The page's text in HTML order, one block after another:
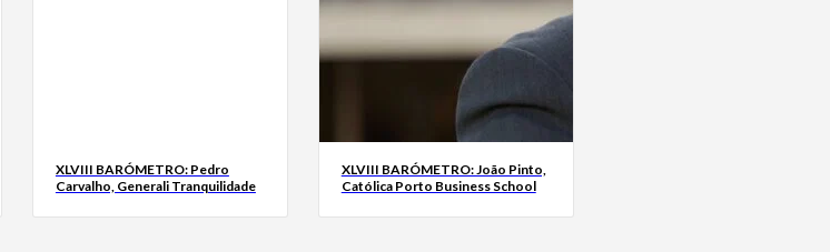
XLVIII BARÓMETRO: Pedro
Carvalho, Generali Tranquilidade
XLVIII BARÓMETRO: João Pinto,
Católica Porto Business School